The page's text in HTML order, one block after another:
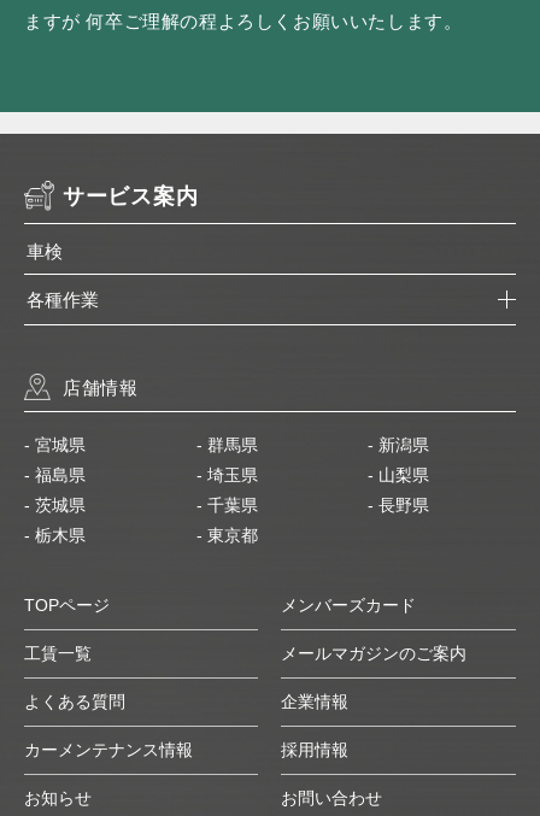
ますが 何卒ご理解の程よろしくお願いいたします。
サービス案内
車検
各種作業
店舗情報
- 宮城県
- 福島県
- 茨城県
- 栃木県
- 群馬県
- 埼玉県
- 千葉県
- 東京都
- 新潟県
- 山梨県
- 長野県
TOPページ メンバーズカード
工賃一覧 メールマガジンのご案内
よくある質問 企業情報
カーメンテナンス情報 採用情報
お知らせ お問い合わせ